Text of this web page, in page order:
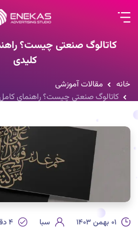
کاتالوگ صنعتی چیست؟
کلیدی
خانه
مقالات آموزشی
کاتالوگ صنعتی چیست؟ راهنمای
۰۱ بهمن ۱۴۰۳ سبا ۴